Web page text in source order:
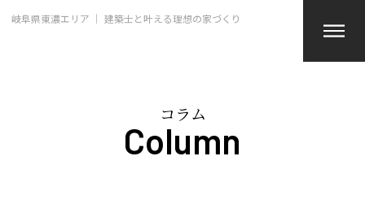
岐阜県東濃エリア ｜ 建築士と叶える理想の家づくり
Column
コラム